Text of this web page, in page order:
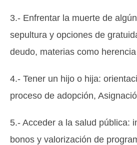
3.- Enfrentar la muerte de
sepultura y opciones de
deudo, materias como
4.- Tener un hijo o hija:
proceso de adopción,
5.- Acceder a la salud pública:
bonos y valorización de